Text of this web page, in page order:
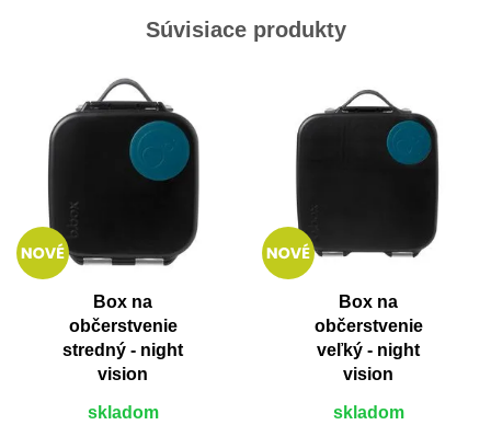
Súvisiace produkty
Box na
občerstvenie
stredný - night
vision
skladom
Box na
občerstvenie
veľký - night
vision
skladom